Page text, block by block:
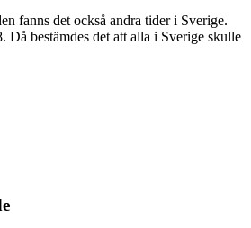
fanns det också andra tider i Sverige.
Då bestämdes det att alla i Sverige skulle